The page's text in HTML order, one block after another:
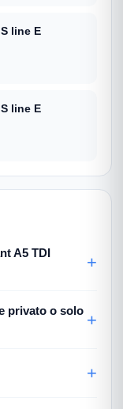
line E
line E
A5 TDI
privato o solo